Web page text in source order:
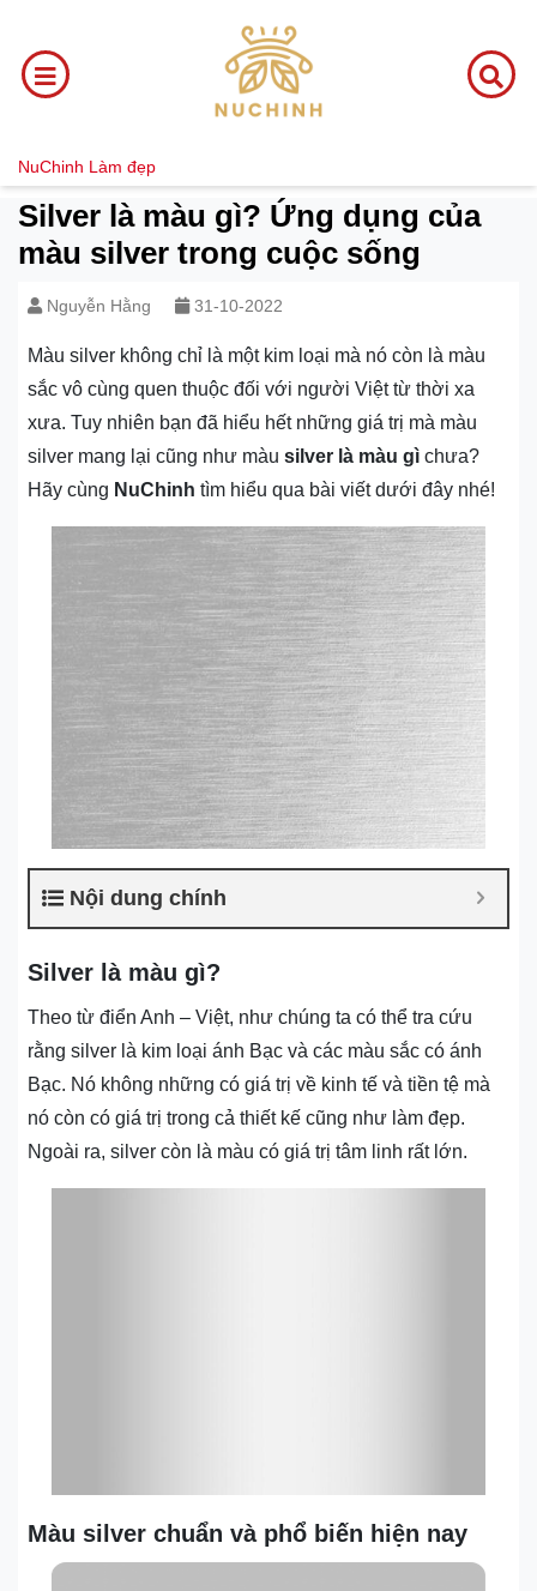
NuChinh Làm đẹp
Silver là màu gì? Ứng dụng của
màu silver trong cuộc sống
Nguyễn Hằng 31-10-2022
Màu silver không chỉ là một kim loại mà nó còn là màu
sắc vô cùng quen thuộc đối với người Việt từ thời xa
xưa. Tuy nhiên bạn đã hiểu hết những giá trị mà màu
silver mang lại cũng như màu silver là màu gì chưa?
Hãy cùng NuChinh tìm hiểu qua bài viết dưới đây nhé!
Nội dung chính
Silver là màu gì?
Theo từ điển Anh – Việt, như chúng ta có thể tra cứu
rằng silver là kim loại ánh Bạc và các màu sắc có ánh
Bạc. Nó không những có giá trị về kinh tế và tiền tệ mà
nó còn có giá trị trong cả thiết kế cũng như làm đẹp.
Ngoài ra, silver còn là màu có giá trị tâm linh rất lớn.
Màu silver chuẩn và phổ biến hiện nay